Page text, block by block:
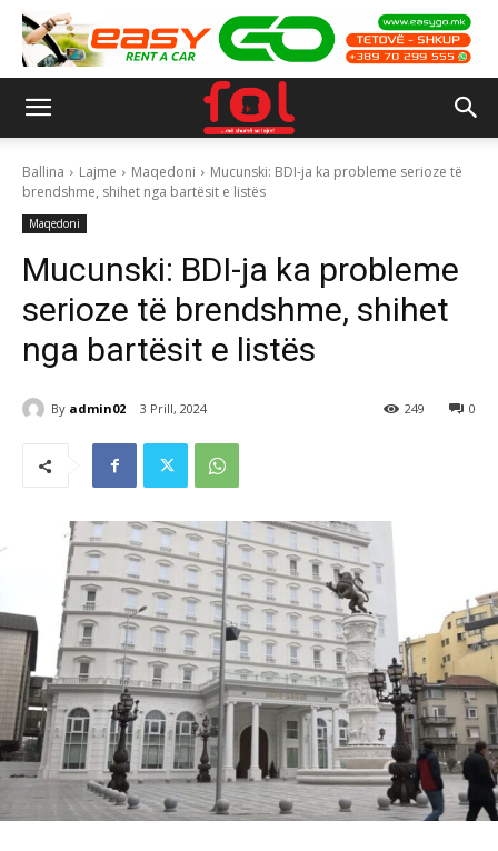
Ballina Lajme Maqedoni
Mucunski: BDI-ja ka probleme serioze të
brendshme, shihet nga bartësit e listës
Maqedoni
Mucunski: BDI-ja ka probleme
serioze të brendshme, shihet
nga bartësit e listës
By admin02 3 Prill, 2024 0
249